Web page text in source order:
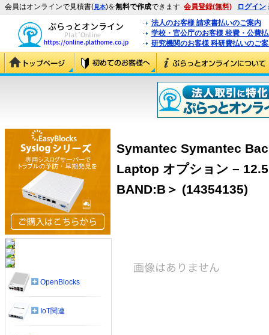
会員はオンラインで見積書(見本)を無料で作成できます 会員登録(無料) ログイン
法人のお客様 請求書払いのご案内
学校・官公庁のお客様 校費・公費
研究機関のお客様 科研費払いのご
Symantec Symantec
Laptop オプション –
BAND:B＞ (14354135)
OpenBlocks
IoT関連